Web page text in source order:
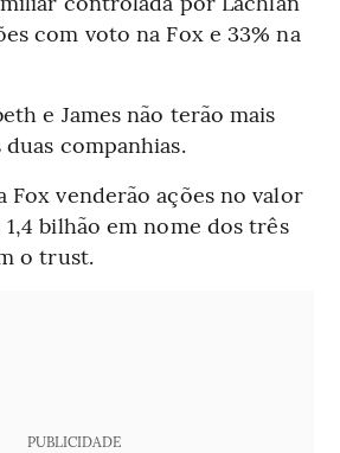
com voto na Fox e 33% na
e James não terão mais
companhias.
Fox venderão ações no valor
bilhão em nome dos três
o trust.
PUBLICIDADE